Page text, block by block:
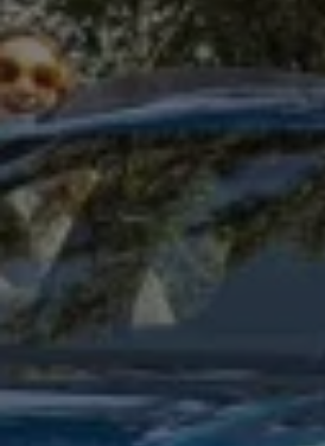
Historia y Cultura
Tips
Seminuevos
Nuestra Historia
Nuestro canal de YouTube
Reseñas VW
Tiguan 2025
Jetta 2025
Volkswagen Tera 2026
Croquetatón 2026
Serie Original Huellas
Sostenibilidad
Naturaleza
Nuestras personas
Sociedad
Conoce nuestra estrategia